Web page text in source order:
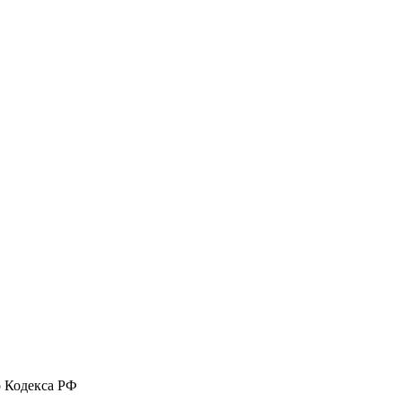
Кодекса РФ